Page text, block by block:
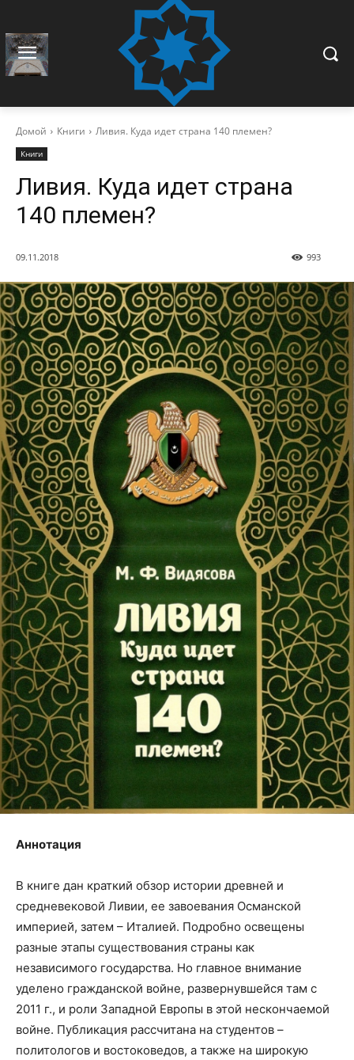
Домой Книги Ливия. Куда идет страна 140 племен?
Книги
Ливия. Куда идет страна
140 племен?
09.11.2018 993
Аннотация
В книге дан краткий обзор истории древней и
средневековой Ливии, ее завоевания Османской
империей, затем – Италией. Подробно освещены
разные этапы существования страны как
независимого государства. Но главное внимание
уделено гражданской войне, развернувшейся там с
2011 г., и роли Западной Европы в этой нескончаемой
войне. Публикация рассчитана на студентов –
политологов и востоковедов, а также на широкую